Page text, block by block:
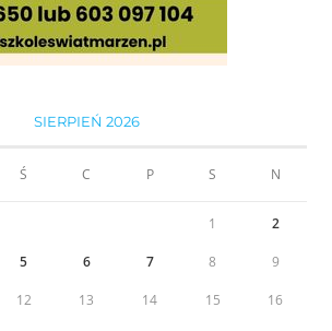
SIERPIEŃ 2026
Ś C P S N
1 2
5 6 7 8 9
12 13 14 15 16